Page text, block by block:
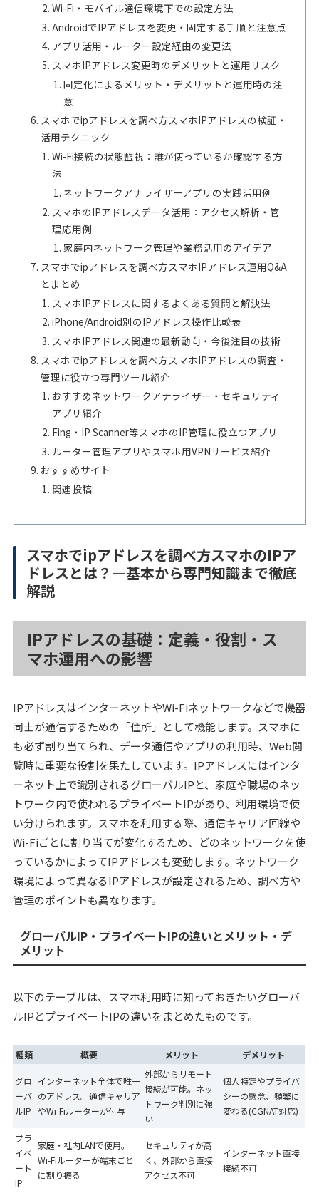
Wi-Fi・モバイル通信環境下での設定方法
AndroidでIPアドレスを変更・固定する手順と注意点
アプリ活用・ルーター設定経由の変更法
スマホIPアドレス変更時のデメリットと運用リスク
固定化によるメリット・デメリットと運用時の注
意
スマホでipアドレスを調べ方スマホIPアドレスの検証・
活用テクニック
Wi-Fi接続の状態監視：誰が使っているか確認する方
法
ネットワークアナライザーアプリの実践活用例
スマホのIPアドレスデータ活用：アクセス解析・管
理応用例
家庭内ネットワーク管理や業務活用のアイデア
スマホでipアドレスを調べ方スマホIPアドレス運用Q&A
とまとめ
スマホIPアドレスに関するよくある質問と解決法
iPhone/Android別のIPアドレス操作比較表
スマホIPアドレス関連の最新動向・今後注目の技術
スマホでipアドレスを調べ方スマホIPアドレスの調査・
管理に役立つ専門ツール紹介
おすすめネットワークアナライザー・セキュリティ
アプリ紹介
Fing・IP Scanner等スマホのIP管理に役立つアプリ
ルーター管理アプリやスマホ用VPNサービス紹介
おすすめサイト
関連投稿:
スマホでipアドレスを調べ方スマホのIPア
ドレスとは？―基本から専門知識まで徹底
解説
IPアドレスの基礎：定義・役割・ス
マホ運用への影響
IPアドレスはインターネットやWi-Fiネットワークなどで機器
同士が通信するための「住所」として機能します。スマホに
も必ず割り当てられ、データ通信やアプリの利用時、Web閲
覧時に重要な役割を果たしています。IPアドレスにはインタ
ーネット上で識別されるグローバルIPと、家庭や職場のネッ
トワーク内で使われるプライベートIPがあり、利用環境で使
い分けられます。スマホを利用する際、通信キャリア回線や
Wi-Fiごとに割り当てが変化するため、どのネットワークを使
っているかによってIPアドレスも変動します。ネットワーク
環境によって異なるIPアドレスが設定されるため、調べ方や
管理のポイントも異なります。
グローバルIP・プライベートIPの違いとメリット・デ
メリット
以下のテーブルは、スマホ利用時に知っておきたいグローバ
ルIPとプライベートIPの違いをまとめたものです。
種類 概要 メリット デメリット
グロ
ーバ
ルIP
インターネット全体で唯一
のアドレス。通信キャリア
やWi-Fiルーターが付与
外部からリモート
接続が可能。ネッ
トワーク判別に強
い
個人特定やプライバ
シーの懸念、頻繁に
変わる(CGNAT対応)
プラ
イベ
ート
IP
家庭・社内LANで使用。
Wi-Fiルーターが端末ごと
に割り振る
セキュリティが高
く、外部から直接
アクセス不可
インターネット直接
接続不可